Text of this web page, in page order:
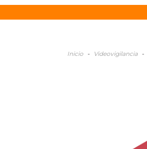
Inicio - Videovigilancia -